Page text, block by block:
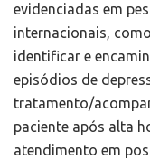
evidenciadas em
internacionais,
identificar e
episódios de
tratamento/
paciente após alta
atendimento em